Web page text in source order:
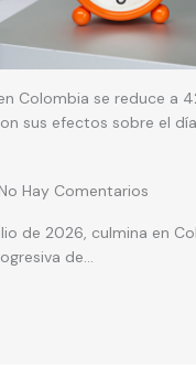
Colombia se reduce a
sus efectos sobre el
No Hay Comentarios
de 2026, culmina en
de...